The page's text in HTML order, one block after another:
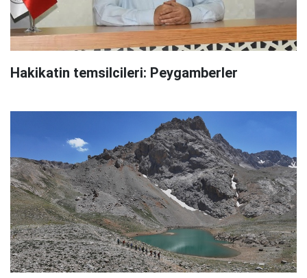
Hakikatin temsilcileri: Peygamberler